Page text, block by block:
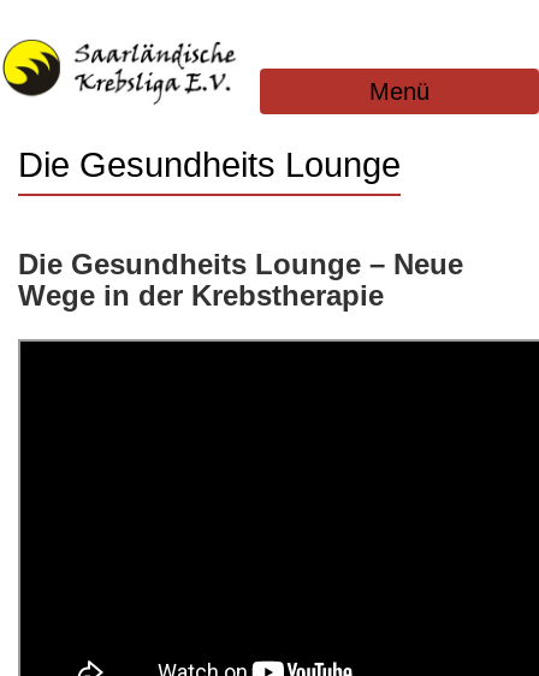
Menü
Die Gesundheits Lounge
Die Gesundheits Lounge – Neue
Wege in der Krebstherapie